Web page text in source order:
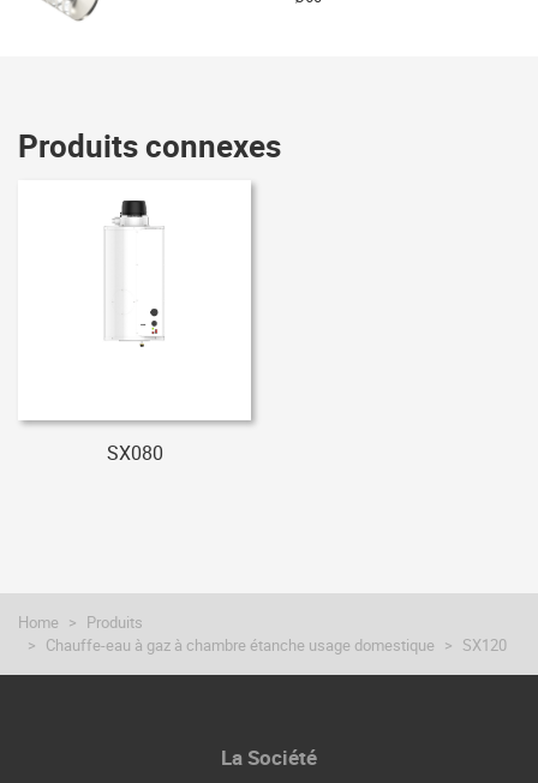
Produits connexes
SX080
Home
Produits
Chauffe-eau à gaz à chambre étanche usage domestique
SX120
La Société